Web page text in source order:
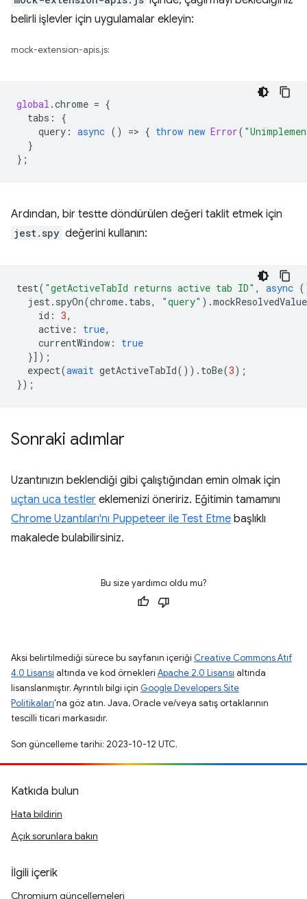
belirli işlevler için uygulamalar ekleyin:
mock-extension-apis.js:
global .chrome = {
tabs :
{
query : async () => { throw new Error(
}
};
Ardından, bir testte döndürülen değeri taklit etmek için
jest.spy değerini kullanın:
test( "getActiveTabId returns active tab ID" , async
jest. spyOn(chrome. tabs, "query" ).mockResolvedValue
id : 3,
active : true,
currentWindow :
true
}]);
expect(await getActiveTabId()). toBe(3);
});
Sonraki adımlar
Uzantınızın beklendiği gibi çalıştığından emin olmak için
uçtan uca testler eklemenizi öneririz. Eğitimin tamamını
Chrome Uzantıları'nı Puppeteer ile Test Etme başlıklı
makalede bulabilirsiniz.
Bu size yardımcı oldu mu?
Aksi belirtilmediği sürece bu sayfanın içeriği Creative Commons Atıf
4.0 Lisansı altında ve kod örnekleri Apache 2.0 Lisansı altında
lisanslanmıştır. Ayrıntılı bilgi için Google Developers Site
Politikaları'na göz atın. Java, Oracle ve/veya satış ortaklarının
tescilli ticari markasıdır.
Son güncelleme tarihi: 2023-10-12 UTC.
Katkıda bulun
Hata bildirin
Açık sorunlara bakın
İlgili içerik
Chromium güncellemeleri